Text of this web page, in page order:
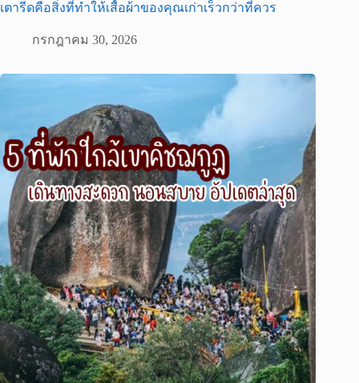
เตารีดคือสิ่งที่ทำให้เสื้อผ้าของคุณเก่าเร็วกว่าที่ควร
กรกฎาคม 30, 2026